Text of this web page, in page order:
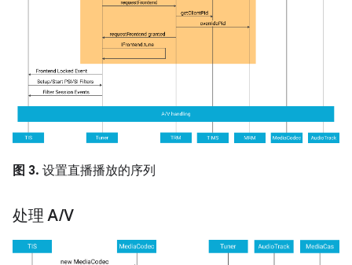
图 3. 设置直播播放的序列
处理 A/V